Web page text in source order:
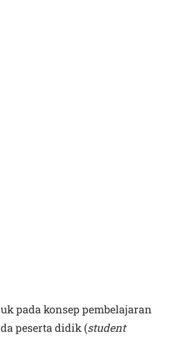
pada konsep pembelajaran
peserta didik (student